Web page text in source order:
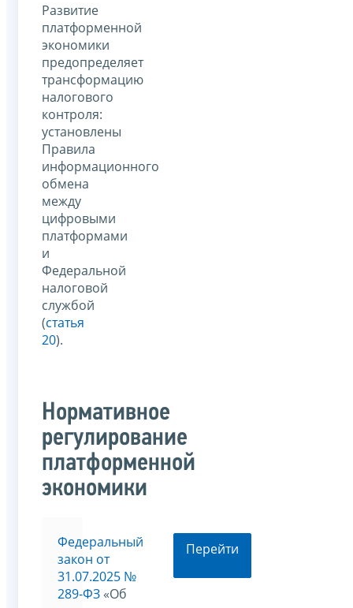
Развитие
платформенной
экономики
предопределяет
трансформацию
налогового
контроля:
установлены
Правила
информационного
обмена
между
цифровыми
платформами
и
Федеральной
налоговой
службой
(статья
20).
Нормативное
регулирование
платформенной
экономики
Федеральный
закон от
31.07.2025 №
289-ФЗ «Об
Перейти